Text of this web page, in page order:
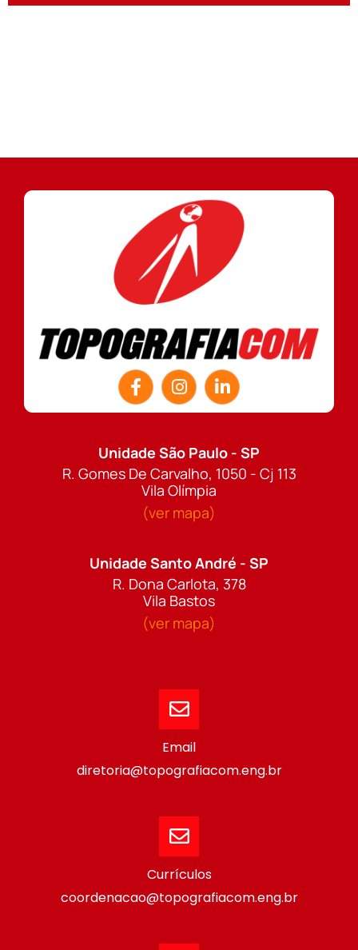
Unidade São Paulo - SP
R. Gomes De Carvalho, 1050 - Cj 113
Vila Olímpia
(ver mapa)
Unidade Santo André - SP
R. Dona Carlota, 378
Vila Bastos
(ver mapa)
Email
diretoria@topografiacom.eng.br
Currículos
coordenacao@topografiacom.eng.br